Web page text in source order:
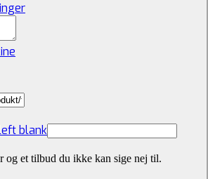
blank
og et tilbud du ikke kan sige nej til.